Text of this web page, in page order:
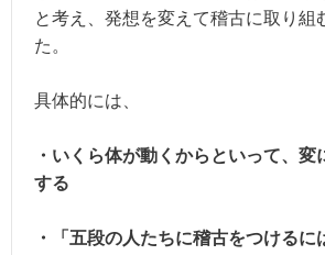
と考え、発想を変えて稽古に取り組
た。
具体的には、
・いくら体が動くからといって、変
する
・「五段の人たちに稽古をつけるに